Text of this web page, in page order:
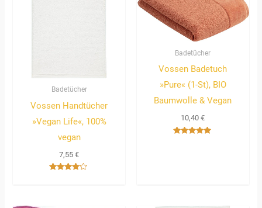
Badetücher
Vossen Handtücher
»Vegan Life«, 100%
vegan
7,55€
Badetücher
Vossen Badetuch
»Pure« (1-St), BIO
Baumwolle & Vegan
10,40€